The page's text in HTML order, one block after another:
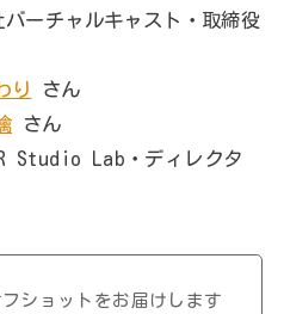
バーチャルキャスト・取締役
り
さん
さん
Studio Lab・ディレクタ
ショットをお届けします